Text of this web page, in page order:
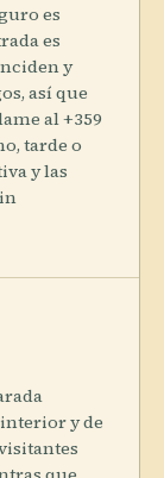
es
es
y
así que
al +359
tarde o
y las
y de